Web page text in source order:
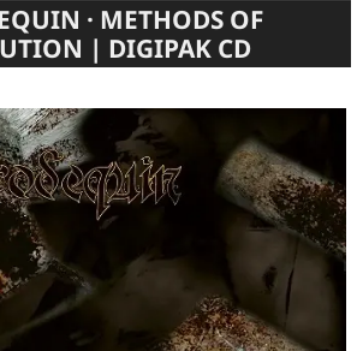
· METHODS OF
| DIGIPAK CD